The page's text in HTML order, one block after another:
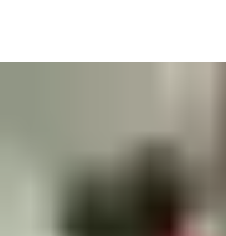
Ort:
Wien